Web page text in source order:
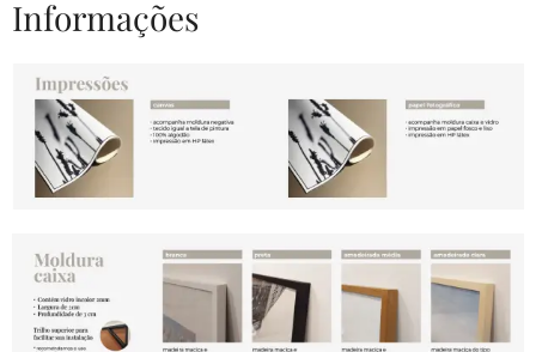
Informações